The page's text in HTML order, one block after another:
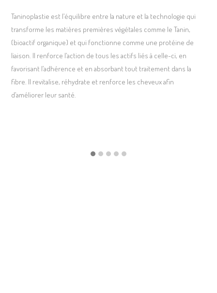
Taninoplastie est l’équilibre entre la nature et la technologie qui
transforme les matières premières végétales comme le Tanin,
(bioactif organique) et qui fonctionne comme une protéine de
liaison. Il renforce l’action de tous les actifs liés à celle-ci, en
favorisant l’adhérence et en absorbant tout traitement dans la
fibre. Il revitalise, réhydrate et renforce les cheveux afin
d’améliorer leur santé.